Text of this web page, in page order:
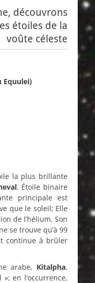
découvrons
étoiles de la
voûte céleste
Equulei)
la plus brillante
. Étoile binaire
principale est
que le soleil; Elle
de l’hélium. Son
se trouve qu’à 99
continue à brûler
arabe, Kitalpha,
en l’occurrence,